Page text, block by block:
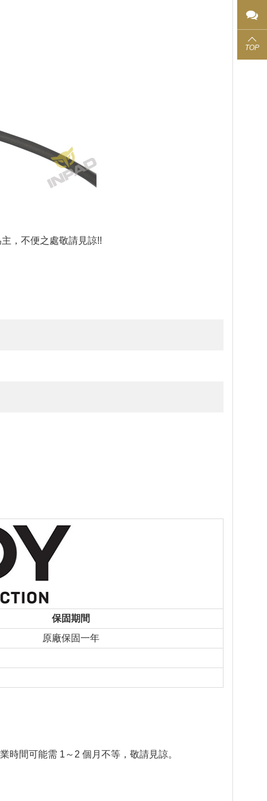
，不便之處敬請見諒!!
保固期間
原廠保固一年
時間可能需 1～2 個月不等，敬請見諒。
TOP